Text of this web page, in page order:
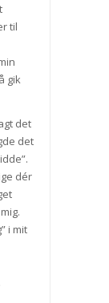
til
gik
det
det
dér
i mit